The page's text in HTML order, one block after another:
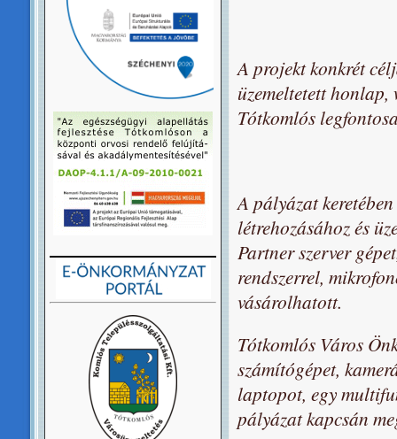
A projekt konkrét
üzemeltetett
Tótkomlós
A pályázat
létrehozásához és
Partner szerver
rendszerrel,
vásárolhatott.
Tótkomlós Város
számítógépet,
laptopot, egy
pályázat kapcsán